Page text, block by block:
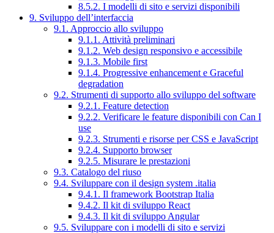
8.5.2. I modelli di sito e servizi disponibili
9. Sviluppo dell’interfaccia
9.1. Approccio allo sviluppo
9.1.1. Attività preliminari
9.1.2. Web design responsivo e accessibile
9.1.3. Mobile first
9.1.4. Progressive enhancement e Graceful
degradation
9.2. Strumenti di supporto allo sviluppo del software
9.2.1. Feature detection
9.2.2. Verificare le feature disponibili con Can I
use
9.2.3. Strumenti e risorse per CSS e JavaScript
9.2.4. Supporto browser
9.2.5. Misurare le prestazioni
9.3. Catalogo del riuso
9.4. Sviluppare con il design system .italia
9.4.1. Il framework Bootstrap Italia
9.4.2. Il kit di sviluppo React
9.4.3. Il kit di sviluppo Angular
9.5. Sviluppare con i modelli di sito e servizi